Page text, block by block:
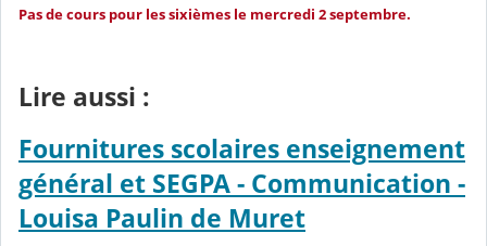
Pas de cours pour les sixièmes le mercredi 2 septembre.
Lire aussi :
Fournitures scolaires enseignement
général et SEGPA - Communication -
Louisa Paulin de Muret